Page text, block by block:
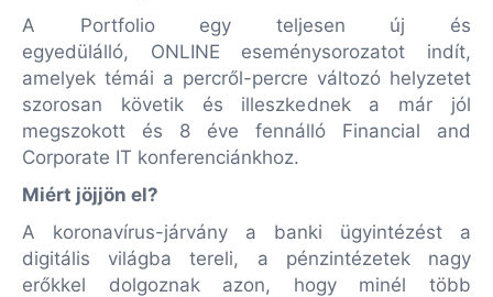
A Portfolio egy teljesen új és
egyedülálló, ONLINE eseménysorozatot indít,
amelyek témái a percről-percre változó helyzetet
szorosan követik és illeszkednek a már jól
megszokott és 8 éve fennálló Financial and
Corporate IT konferenciánkhoz.
Miért jöjjön el?
A koronavírus-járvány a banki ügyintézést a
digitális világba tereli, a pénzintézetek nagy
erőkkel dolgoznak azon, hogy minél több